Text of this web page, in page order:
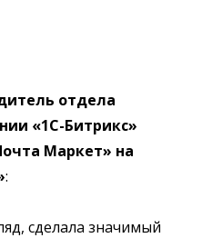
отдела
«1С-Битрикс»
Маркет» на
:
сделала значимый